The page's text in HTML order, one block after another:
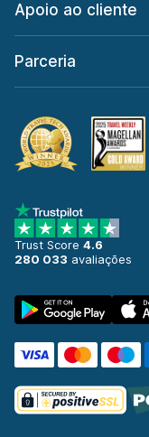
Apoio ao cliente
Parceria
Trust Score 4.6
280 033 avaliações